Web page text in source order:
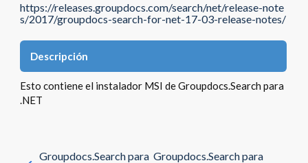
https://releases.groupdocs.com/search/net/release-note
s/2017/groupdocs-search-for-net-17-03-release-notes/
Descripción
Esto contiene el instalador MSI de Groupdocs.Search para
.NET
Groupdocs.Search para Groupdocs.Search para